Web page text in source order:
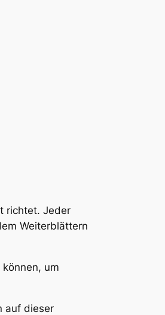
richtet. Jeder
Weiterblättern
um
auf dieser